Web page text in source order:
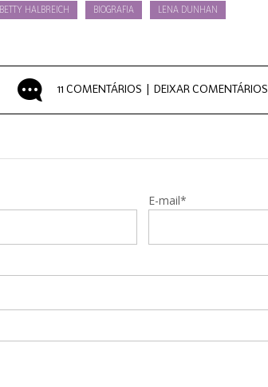
BETTY HALBREICH BIOGRAFIA LENA DUNHAN
11 COMENTÁRIOS | DEIXAR COMENTÁRIOS
E-mail*